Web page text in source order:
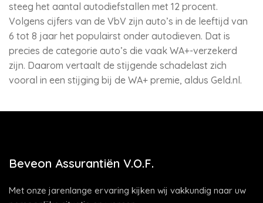
steeg het aantal autodiefstallen met 12 procent.
Volgens cijfers van de VbV zijn auto’s in de leeftijd van
6 tot 8 jaar het populairst onder autodieven. Dat is
precies de categorie auto’s die vaak WA+-verzekerd
zijn. Daarom vertaalt de stijgende schadelast zich
vooral in een stijging bij de WA+ premie, aldus Geld.nl.
Beveon Assurantiën V.O.F.
Met onze jarenlange ervaring kijken wij vakkundig naar uw